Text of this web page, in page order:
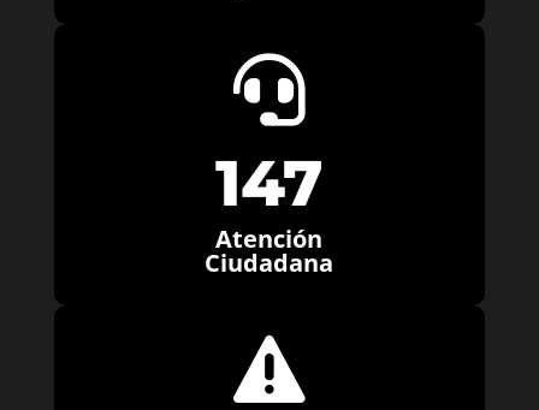

147
Atención
Ciudadana
